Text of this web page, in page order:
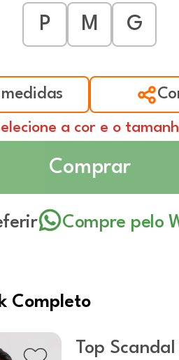
P
M G
a cor e o
Comprar
Compre pelo
Completo
Top